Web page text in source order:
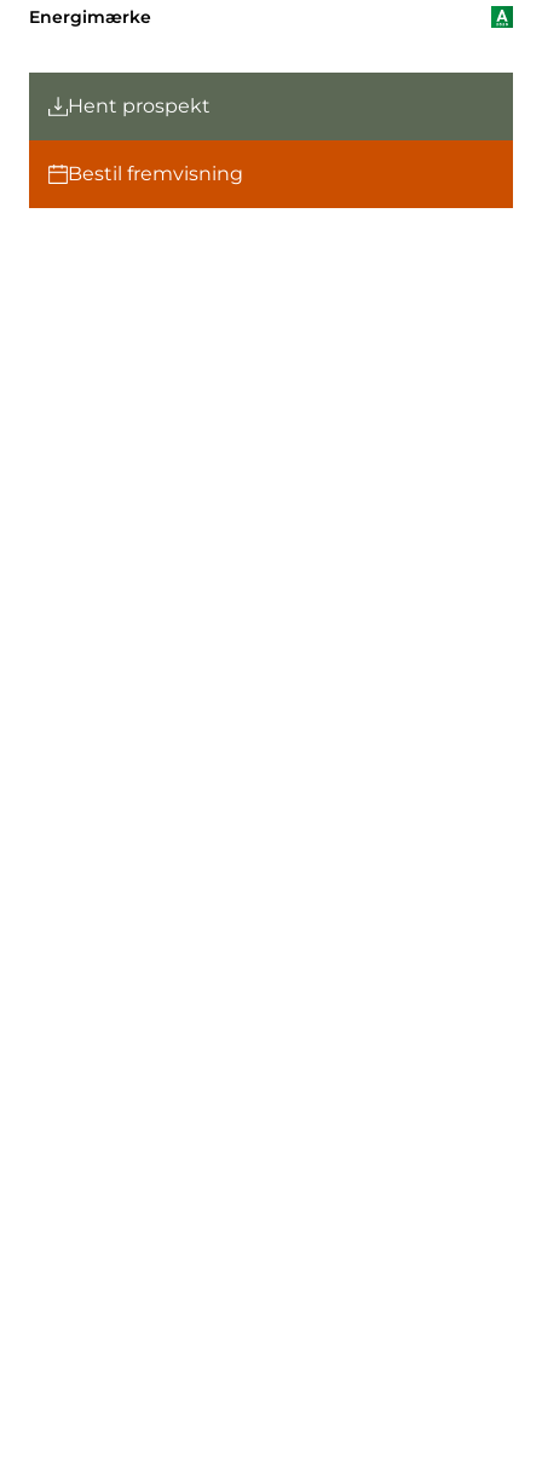
Energimærke
Hent prospekt
Bestil fremvisning